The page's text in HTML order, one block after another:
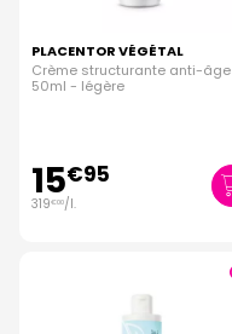
PLACENTOR VÉGÉTAL
Crème structurante anti-âge
50ml - légère
15€95
319€00/l.